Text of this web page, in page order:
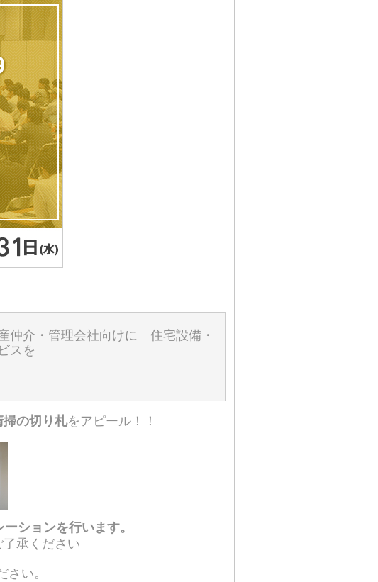
仲介・管理会社向けに 住宅設備・
スを
の切り札をアピール！！
ションを行います。
承ください
い。